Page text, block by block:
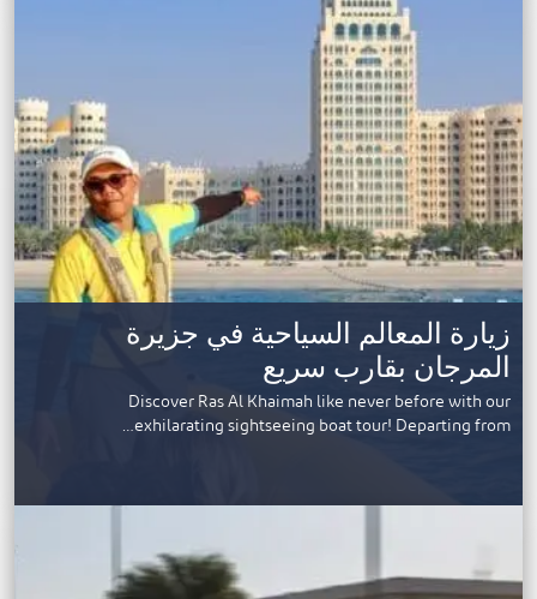
زيارة المعالم السياحية في جزيرة
المرجان بقارب سريع
Discover Ras Al Khaimah like never before with our
exhilarating sightseeing boat tour! Departing from…